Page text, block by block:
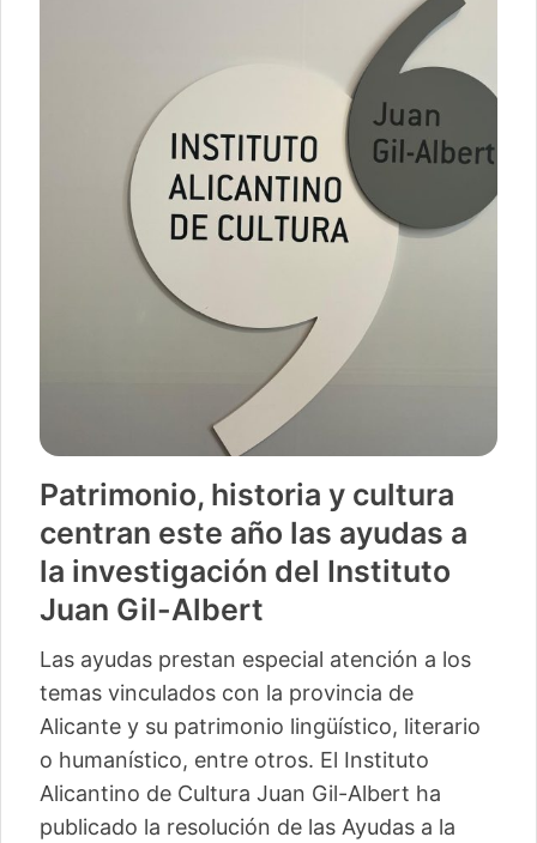
Patrimonio, historia y cultura
centran este año las ayudas a
la investigación del Instituto
Juan Gil-Albert
Las ayudas prestan especial atención a los
temas vinculados con la provincia de
Alicante y su patrimonio lingüístico, literario
o humanístico, entre otros. El Instituto
Alicantino de Cultura Juan Gil-Albert ha
publicado la resolución de las Ayudas a la